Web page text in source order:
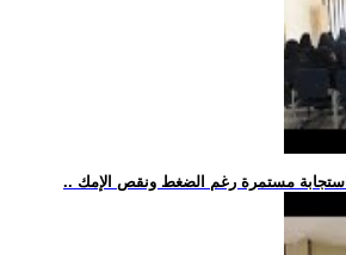
استجابة مستمرة رغم الضغط ونقص الإمك